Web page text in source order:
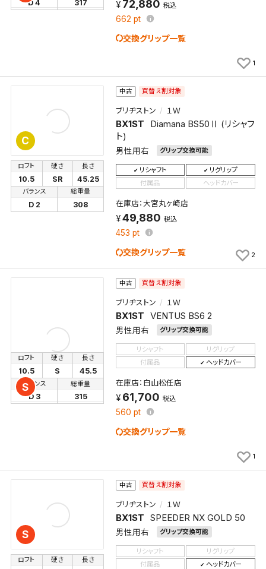
D 4 317 72,880 税込
662 pt
交換グリップ一覧
1
C
中古 買替え割対象
ブリヂストン １Ｗ
BX1ST
Diamana BS50Ⅱ (リシャフ
ト)
男性用右 グリップ交換可能
ロフト
10.5
硬さ
SR
長さ
45.25
バランス
D 2
総重量
308
リシャフト
リグリップ
付属品
ヘッドカバー
在庫店：大宮丸ヶ崎店
49,880 税込
453 pt
交換グリップ一覧 2
S
中古 買替え割対象
ブリヂストン １Ｗ
BX1ST VENTUS BS6 2
男性用右 グリップ交換可能
ロフト
10.5
硬さ
S
長さ
45.5
バランス
D 3
総重量
315
リシャフト
リグリップ
付属品
ヘッドカバー
在庫店：白山松任店
61,700 税込
560 pt
交換グリップ一覧
1
S
中古 買替え割対象
ブリヂストン １Ｗ
BX1ST SPEEDER NX GOLD 50
男性用右 グリップ交換可能
ロフト 硬さ 長さ
リシャフト
リグリップ
付属品
ヘッドカバー